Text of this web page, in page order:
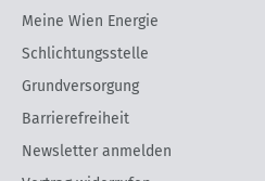
Meine Wien Energie
Schlichtungsstelle
Grundversorgung
Barrierefreiheit
Newsletter anmelden